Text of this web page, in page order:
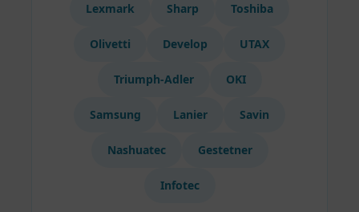
Lexmark Sharp Toshiba
Olivetti Develop UTAX
Triumph-Adler OKI
Samsung Lanier Savin
Nashuatec Gestetner
Infotec